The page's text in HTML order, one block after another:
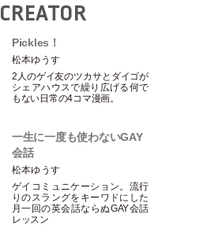
CREATOR
Pickles！
松本ゆうす
2人のゲイ友のツカサとダイゴが
シェアハウスで繰り広げる何で
もない日常の4コマ漫画。
一生に一度も使わないGAY
会話
松本ゆうす
ゲイコミュニケーション。流行
りのスラングをキーワドにした
月一回の英会話ならぬGAY会話
レッスン